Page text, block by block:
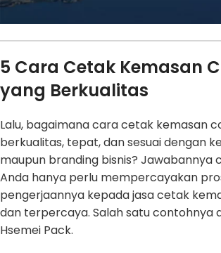
5 Cara Cetak Kemasan
yang Berkualitas
Lalu, bagaimana cara cetak kemasan
berkualitas, tepat, dan sesuai dengan
maupun branding bisnis? Jawabannya
Anda hanya perlu mempercayakan
pengerjaannya kepada jasa cetak
dan terpercaya. Salah satu contohnya
Hsemei Pack.